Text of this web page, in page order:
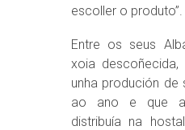
escoller o produto”.
Entre os seus
xoia
unha produción
ao ano e que
distribuía na